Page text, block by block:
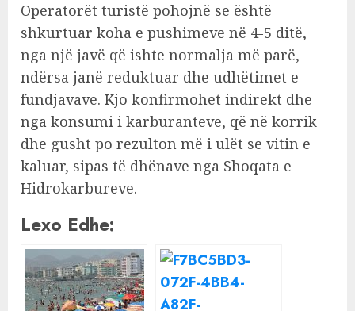
Operatorët turistë pohojnë se është
shkurtuar koha e pushimeve në 4-5 ditë,
nga një javë që ishte normalja më parë,
ndërsa janë reduktuar dhe udhëtimet e
fundjavave. Kjo konfirmohet indirekt dhe
nga konsumi i karburanteve, që në korrik
dhe gusht po rezulton më i ulët se vitin e
kaluar, sipas të dhënave nga Shoqata e
Hidrokarbureve.
Lexo Edhe: